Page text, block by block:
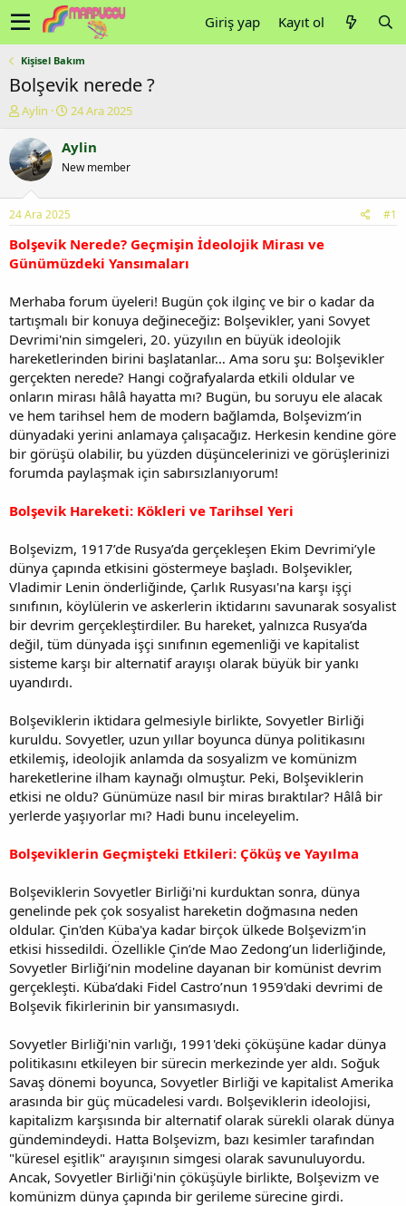
Giriş yap Kayıt ol
Kişisel Bakım
Bolşevik nerede ?
K
n
u
y
b
a
ş
l
a
a
n
Aylin
B
ş
l
a
ç
a
i
h
i
24 Ara 2025
Aylin
New member
24 Ara 2025 #1
Bolşevik Nerede? Geçmişin İdeolojik Mirası ve
Günümüzdeki Yansımaları
Merhaba forum üyeleri! Bugün çok ilginç ve bir o kadar da
tartışmalı bir konuya değineceğiz: Bolşevikler, yani Sovyet
Devrimi'nin simgeleri, 20. yüzyılın en büyük ideolojik
hareketlerinden birini başlatanlar… Ama soru şu: Bolşevikler
gerçekten nerede? Hangi coğrafyalarda etkili oldular ve
onların mirası hâlâ hayatta mı? Bugün, bu soruyu ele alacak
ve hem tarihsel hem de modern bağlamda, Bolşevizm’in
dünyadaki yerini anlamaya çalışacağız. Herkesin kendine göre
bir görüşü olabilir, bu yüzden düşüncelerinizi ve görüşlerinizi
forumda paylaşmak için sabırsızlanıyorum!
Bolşevik Hareketi: Kökleri ve Tarihsel Yeri
Bolşevizm, 1917’de Rusya’da gerçekleşen Ekim Devrimi’yle
dünya çapında etkisini göstermeye başladı. Bolşevikler,
Vladimir Lenin önderliğinde, Çarlık Rusyası'na karşı işçi
sınıfının, köylülerin ve askerlerin iktidarını savunarak sosyalist
bir devrim gerçekleştirdiler. Bu hareket, yalnızca Rusya’da
değil, tüm dünyada işçi sınıfının egemenliği ve kapitalist
sisteme karşı bir alternatif arayışı olarak büyük bir yankı
uyandırdı.
Bolşeviklerin iktidara gelmesiyle birlikte, Sovyetler Birliği
kuruldu. Sovyetler, uzun yıllar boyunca dünya politikasını
etkilemiş, ideolojik anlamda da sosyalizm ve komünizm
hareketlerine ilham kaynağı olmuştur. Peki, Bolşeviklerin
etkisi ne oldu? Günümüze nasıl bir miras bıraktılar? Hâlâ bir
yerlerde yaşıyorlar mı? Hadi bunu inceleyelim.
Bolşeviklerin Geçmişteki Etkileri: Çöküş ve Yayılma
Bolşeviklerin Sovyetler Birliği'ni kurduktan sonra, dünya
genelinde pek çok sosyalist hareketin doğmasına neden
oldular. Çin'den Küba'ya kadar birçok ülkede Bolşevizm'in
etkisi hissedildi. Özellikle Çin’de Mao Zedong’un liderliğinde,
Sovyetler Birliği’nin modeline dayanan bir komünist devrim
gerçekleşti. Küba’daki Fidel Castro’nun 1959'daki devrimi de
Bolşevik fikirlerinin bir yansımasıydı.
Sovyetler Birliği'nin varlığı, 1991'deki çöküşüne kadar dünya
politikasını etkileyen bir sürecin merkezinde yer aldı. Soğuk
Savaş dönemi boyunca, Sovyetler Birliği ve kapitalist Amerika
arasında bir güç mücadelesi vardı. Bolşeviklerin ideolojisi,
kapitalizm karşısında bir alternatif olarak sürekli olarak dünya
gündemindeydi. Hatta Bolşevizm, bazı kesimler tarafından
"küresel eşitlik" arayışının simgesi olarak savunuluyordu.
Ancak, Sovyetler Birliği'nin çöküşüyle birlikte, Bolşevizm ve
komünizm dünya çapında bir gerileme sürecine girdi.